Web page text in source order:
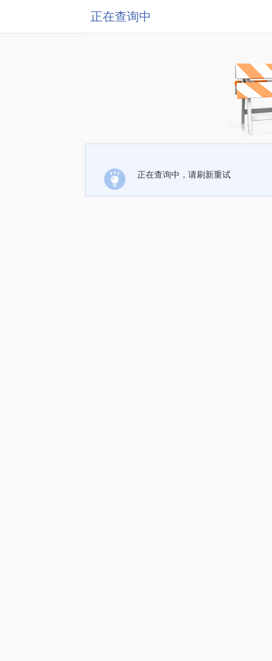
正在查询中
正在查询中，请刷新重试